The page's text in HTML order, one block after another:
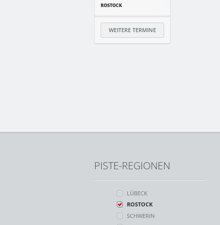
ROSTOCK
WEITERE TERMINE
PISTE-REGIONEN
LÜBECK
ROSTOCK
SCHWERIN